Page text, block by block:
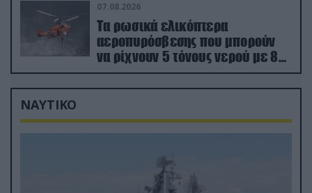
07.08.2026
Τα ρωσικά ελικόπτερα
αεροπυρόσβεσης που μπορούν
να ρίχνουν 5 τόνους νερού με 8
μποφόρ
ΝΑΥΤΙΚΟ